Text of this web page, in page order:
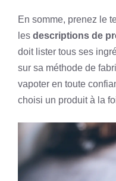
En somme, prenez le
les descriptions de
doit lister tous ses
sur sa méthode de
vapoter en toute
choisi un produit à la